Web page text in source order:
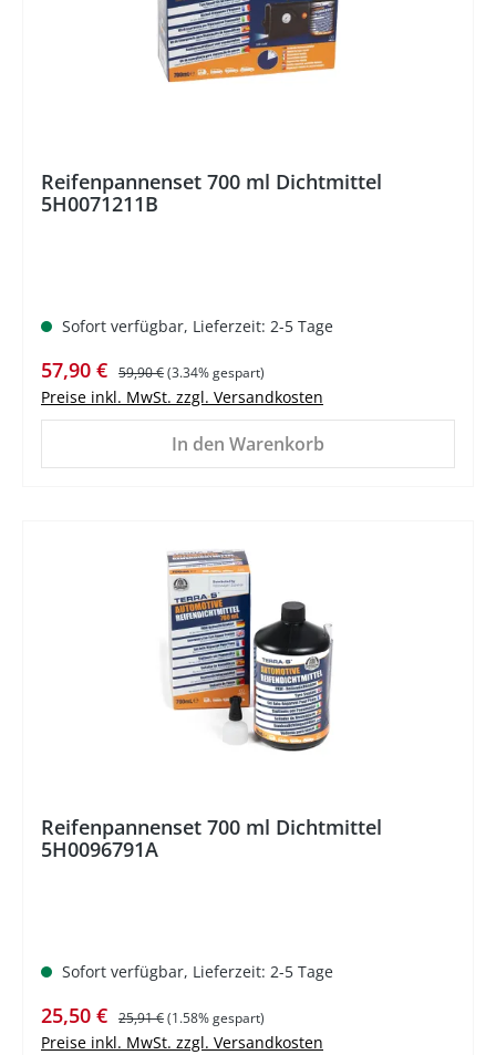
Reifenpannenset 700 ml Dichtmittel
5H0071211B
Sofort verfügbar, Lieferzeit: 2-5 Tage
Verkaufspreis:
57,90 € Regulärer Preis:
59,90 €(3.34% gespart)
Preise inkl. MwSt. zzgl. Versandkosten
In den Warenkorb
Reifenpannenset 700 ml Dichtmittel
5H0096791A
Sofort verfügbar, Lieferzeit: 2-5 Tage
Verkaufspreis:
25,50 € Regulärer Preis:
25,91 €(1.58% gespart)
Preise inkl. MwSt. zzgl. Versandkosten